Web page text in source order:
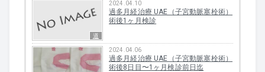
道
2024.04.10
過多月経治療 UAE（子宮動脈塞栓術）
術後1ヶ月検診
2024.04.06
過多月経治療 UAE（子宮動脈塞栓術）
術後8日目〜1ヶ月検診前日迄